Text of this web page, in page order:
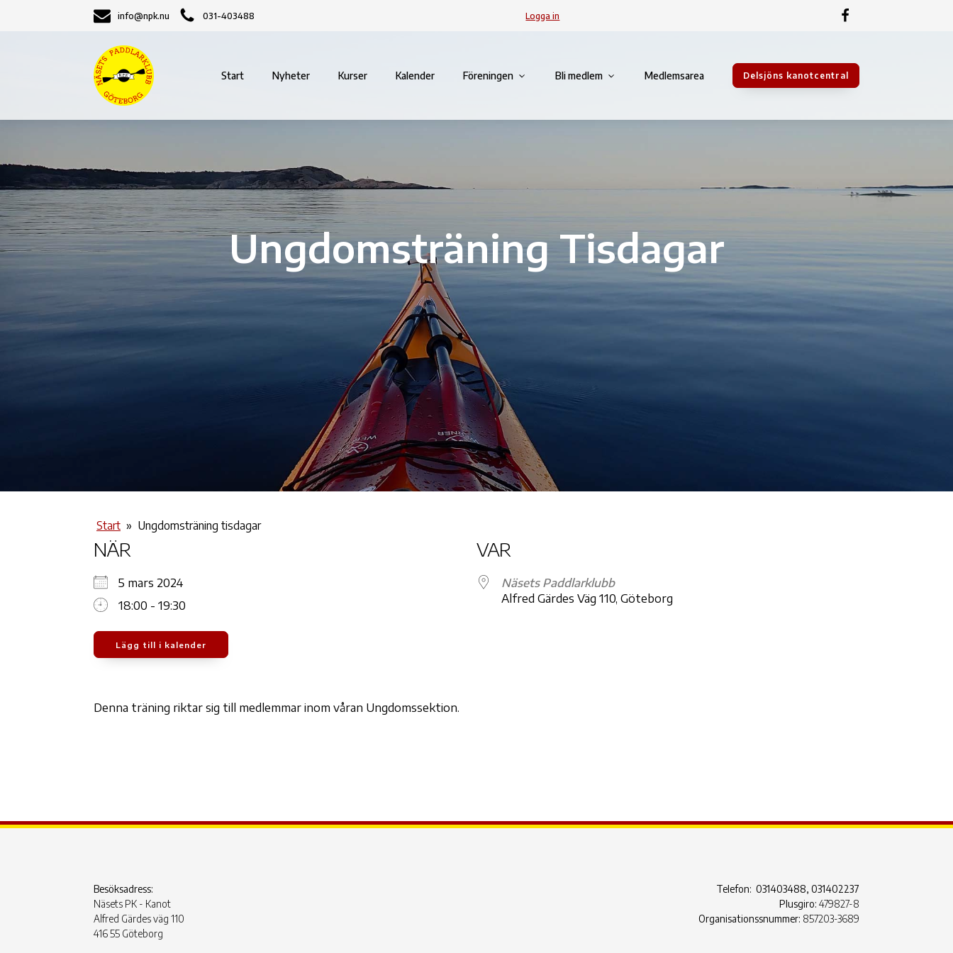
info@npk.nu 031-403488 Logga in
Start Nyheter Kurser Kalender Föreningen Bli medlem Medlemsarea Delsjöns kanotcentral
Ungdomsträning Tisdagar
Start » Ungdomsträning tisdagar
NÄR
5 mars 2024
18:00 - 19:30
Lägg till i kalender
VAR
Näsets Paddlarklubb
Alfred Gärdes Väg 110, Göteborg
Denna träning riktar sig till medlemmar inom våran Ungdomssektion.
Besöksadress:
Näsets PK - Kanot
Alfred Gärdes väg 110
416 55 Göteborg
Telefon: 031403488, 031402237
Plusgiro: 479827-8
Organisationssnummer: 857203-3689